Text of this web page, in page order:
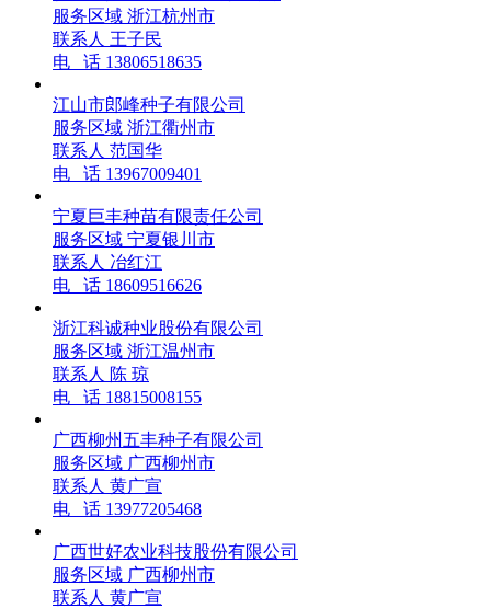
服务区域 浙江杭州市
联系人 王子民
电 话 13806518635
江山市郎峰种子有限公司
服务区域 浙江衢州市
联系人 范国华
电 话 13967009401
宁夏巨丰种苗有限责任公司
服务区域 宁夏银川市
联系人 冶红江
电 话 18609516626
浙江科诚种业股份有限公司
服务区域 浙江温州市
联系人 陈 琼
电 话 18815008155
广西柳州五丰种子有限公司
服务区域 广西柳州市
联系人 黄广宣
电 话 13977205468
广西世好农业科技股份有限公司
服务区域 广西柳州市
联系人 黄广宣